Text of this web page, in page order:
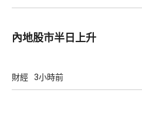
內地股市半日上升
財經 3小時前